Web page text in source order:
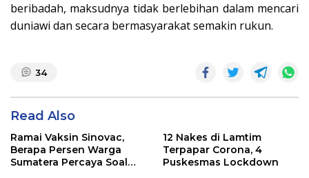
beribadah, maksudnya tidak berlebihan dalam mencari
duniawi dan secara bermasyarakat semakin rukun.
34
Read Also
Ramai Vaksin Sinovac,
Berapa Persen Warga
Sumatera Percaya Soal
12 Nakes di Lamtim
Terpapar Corona, 4
Puskesmas Lockdown